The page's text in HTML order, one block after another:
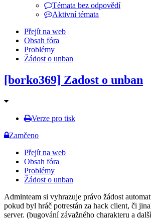
Témata bez odpovědí
Aktivní témata
Přejít na web
Obsah fóra
Problémy
Žádost o unban
[borko369] Zadost o unban
Verze pro tisk
Zamčeno
Přejít na web
Obsah fóra
Problémy
Žádost o unban
Adminteam si vyhrazuje právo žádost
pokud byl hráč potrestán za hack client, či
server. (bugování závažného charakteru a